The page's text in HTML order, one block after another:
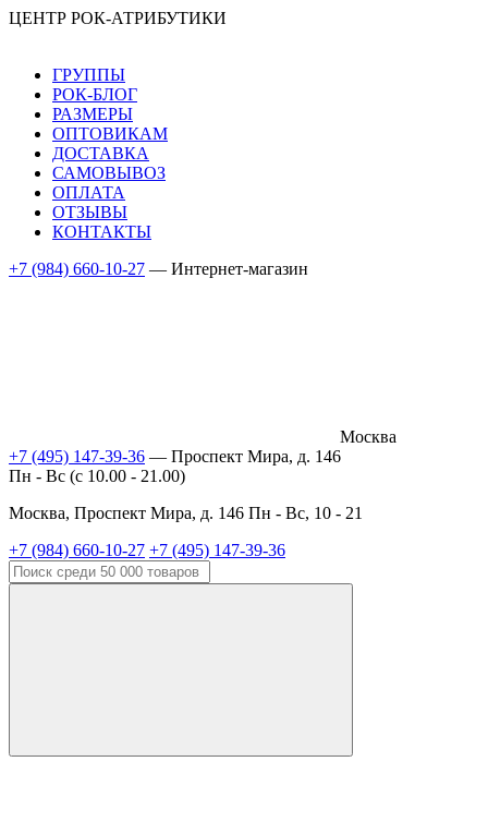
ЦЕНТР РОК-АТРИБУТИКИ
ГРУППЫ
РОК-БЛОГ
РАЗМЕРЫ
ОПТОВИКАМ
ДОСТАВКА
САМОВЫВОЗ
ОПЛАТА
ОТЗЫВЫ
КОНТАКТЫ
+7 (984) 660-10-27 — Интернет-магазин
Москва
+7 (495) 147-39-36 — Проспект Мира, д. 146
Пн - Вс (c 10.00 - 21.00)
Москва, Проспект Мира, д. 146 Пн - Вс, 10 - 21
+7 (984) 660-10-27 +7 (495) 147-39-36